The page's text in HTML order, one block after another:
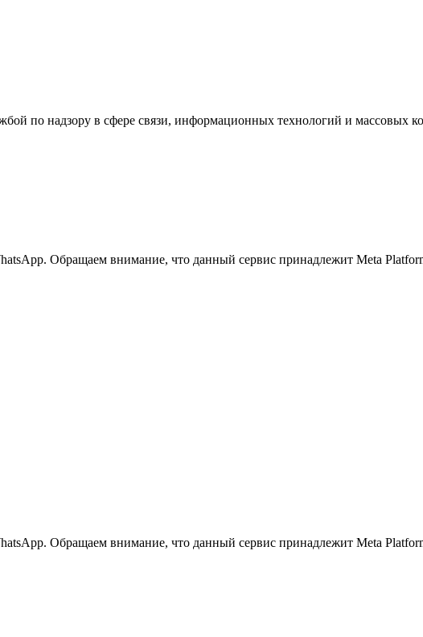
по надзору в сфере связи, информационных технологий и массовых
Обращаем внимание, что данный сервис принадлежит Meta
Обращаем внимание, что данный сервис принадлежит Meta